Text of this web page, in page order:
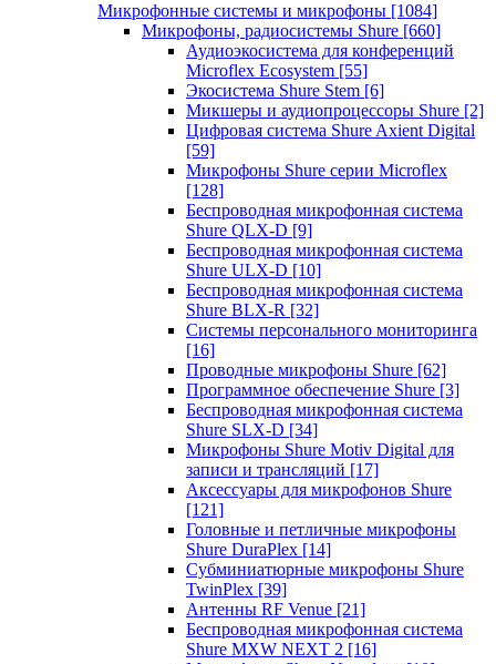
Микрофонные системы и микрофоны [1084]
Микрофоны, радиосистемы Shure [660]
Аудиоэкосистема для конференций
Microflex Ecosystem [55]
Экосистема Shure Stem [6]
Микшеры и аудиопроцессоры Shure [2]
Цифровая система Shure Axient Digital
[59]
Микрофоны Shure серии Microflex
[128]
Беспроводная микрофонная система
Shure QLX-D [9]
Беспроводная микрофонная система
Shure ULX-D [10]
Беспроводная микрофонная система
Shure BLX-R [32]
Системы персонального мониторинга
[16]
Проводные микрофоны Shure [62]
Программное обеспечение Shure [3]
Беспроводная микрофонная система
Shure SLX-D [34]
Микрофоны Shure Motiv Digital для
записи и трансляций [17]
Аксессуары для микрофонов Shure
[121]
Головные и петличные микрофоны
Shure DuraPlex [14]
Субминиатюрные микрофоны Shure
TwinPlex [39]
Антенны RF Venue [21]
Беспроводная микрофонная система
Shure MXW NEXT 2 [16]